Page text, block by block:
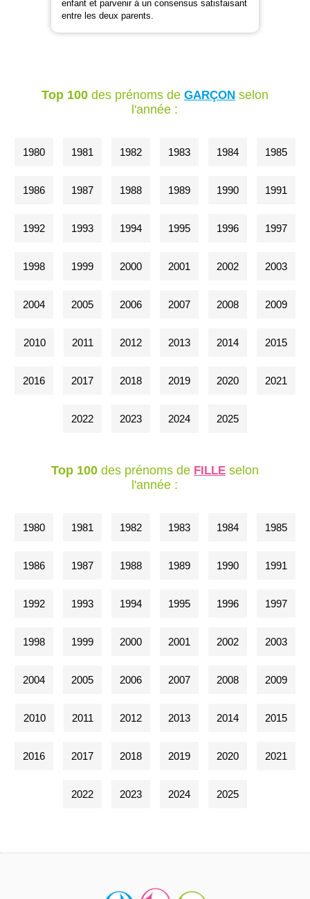
enfant et parvenir à un consensus satisfaisant
entre les deux parents.
Top 100des prénoms de GARÇONselon
l'année :
1980 1981 1982 1983 1984 1985
1986 1987 1988 1989 1990 1991
1992 1993 1994 1995 1996 1997
1998 1999 2000 2001 2002 2003
2004 2005 2006 2007 2008 2009
2010 2011 2012 2013 2014 2015
2016 2017 2018 2019 2020 2021
2022 2023 2024 2025
Top 100des prénoms de FILLEselon
l'année :
1980 1981 1982 1983 1984 1985
1986 1987 1988 1989 1990 1991
1992 1993 1994 1995 1996 1997
1998 1999 2000 2001 2002 2003
2004 2005 2006 2007 2008 2009
2010 2011 2012 2013 2014 2015
2016 2017 2018 2019 2020 2021
2022 2023 2024 2025